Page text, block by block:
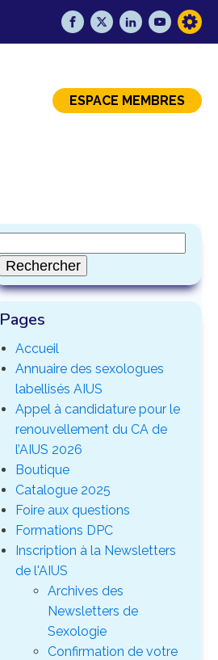
ESPACE MEMBRES
Pages
Accueil
Annuaire des sexologues
labellisés AIUS
Appel à candidature pour le
renouvellement du CA de
l’AIUS 2026
Boutique
Catalogue 2025
Foire aux questions
Formations DPC
Inscription à la Newsletters
de l'AIUS
Archives des
Newsletters de
Sexologie
Confirmation de votre